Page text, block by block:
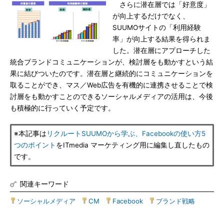
さらに潜在層では「好意度」
が向上するだけでなく、
SUUMOサイトの「利用経験
率」が向上する結果を得られま
した。潜在層にアプローチした
統合ブランドコミュニケーションが、検討層をも動かすという結
果に結びついたのです。潜在層と継続的にコミュニケーションを
取ることができ、マス／Web広告を有機的に連携させることで検
討層をも動かすことのできるソーシャルメディアの活用は、今後
も積極的に行っていく予定です。
※本記事は リクルートSUUMOから学ぶ、Facebookの使い方5
つのポイント をITmedia マーケティング用に編集し直したもの
です。
関連キーワード
ソーシャルメディア CM Facebook ブランド戦略